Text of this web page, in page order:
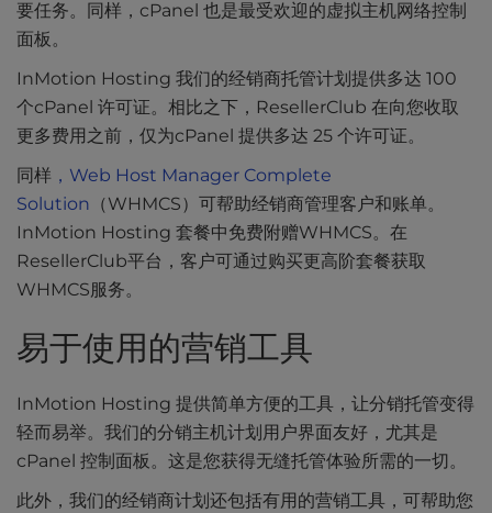
要任务。同样，cPanel 也是最受欢迎的虚拟主机网络控制
面板。
InMotion Hosting 我们的经销商托管计划提供多达 100
个cPanel 许可证。相比之下，ResellerClub 在向您收取
更多费用之前，仅为cPanel 提供多达 25 个许可证。
同样 ，Web Host Manager Complete
Solution （WHMCS）可帮助经销商管理客户和账单。
InMotion Hosting 套餐中免费附赠WHMCS。在
ResellerClub平台，客户可通过购买更高阶套餐获取
WHMCS服务。
易于使用的营销工具
InMotion Hosting 提供简单方便的工具，让分销托管变得
轻而易举。我们的分销主机计划用户界面友好，尤其是
cPanel 控制面板。这是您获得无缝托管体验所需的一切。
此外，我们的经销商计划还包括有用的营销工具，可帮助您